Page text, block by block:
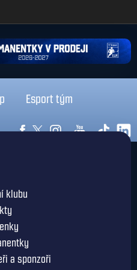
Esport tým
klubu
a sponzoři